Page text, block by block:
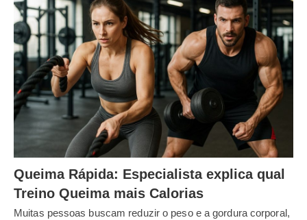
Queima Rápida: Especialista explica qual
Treino Queima mais Calorias
Muitas pessoas buscam reduzir o peso e a gordura corporal,